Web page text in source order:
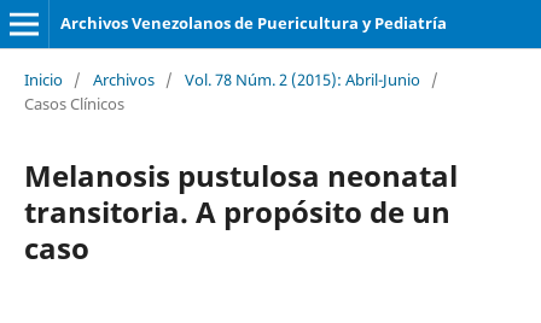
Archivos Venezolanos de Puericultura y Pediatría
Inicio / Archivos / Vol. 78 Núm. 2 (2015): Abril-Junio /
Casos Clínicos
Melanosis pustulosa neonatal
transitoria. A propósito de un
caso